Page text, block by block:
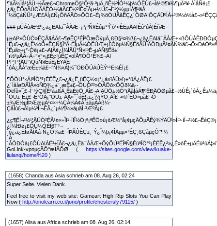
¶àÃ½Ìå¹¦ÄÜ·½Ãæ£¬ChromeÖ§³Ö¹ã·ºµÄ¸ñÊ½ºÍÓ²¼þ¼ÓËÙ£¬Ìá¹©¶¥¼¶µÄ²¥·ÅÌåÑé¡£
¿ä¿ËÔòÄÚÖÃÁËÒ¹¼äÄ£Ê½ºÍÉ«ÎÂµ÷½Ú£¬Í¨¹ý½µµÍÀ¶¹âÀ
### µÚÁùÆª£º¿ä¿ËAIä¯ÀÀÆ÷¡ª¡ªÑ§Éúµ³ºÍ´ò¹¤ÈËµÄAIÉú²úÁ¦ÉñÆ÷
´Êµã»÷¡°·­Òë¡±£¬AIÁ¢¿Ì¾ÍÄÜ°Ñ»ÞÉ¬µÄÑ§Êõ±í
´ï½²µÃÃ÷Ã÷°×°×¡£Èç¹ûÊÇ×öÍÅ¶ÓÕ¹Ê¾£¬AI
PPT¹¦ÄÜ°ïÖúÑ§ÉúÊ¡È¥ÁË
´óÁ¿ÅÅ°æÊ±¼ä£¬°Ñ¾«Á¦¼¯ÖÐÔÚÄÚÈÝ¹¹Ë¼ÉÏ¡£
¶ÔÓÚ°×ÁìºÍÖ°³¡ÈËÊ¿£¬¿ä¿Ë¸üÊÇ½«¡°¿à»îÀÛ»î¡±°üÀ¿ÁË¡£
¿´ÍâÍøÐÂÎÅ»òÑÐ¾¿±¨¸æÊ±£¬ÔÙÒ²²»ÓÃÖð×ÖÖð¾ä·­
´ÖÜ±¨Ê±£¬Ê¹ÓÃ¡°ÖÜ±¨ÃÀ»¯´óÊ¦¡±¿ì½ÝÖ¸Áî£¬»®´ÊÒ»µã£¬Ô­
±¾Æ½µ­ÎÞÆæµÄ¹¤×÷¼ÇÂ¼Á¢Âí±äµÃÂß¼­
ÇåÎú£¬Áìµ¼ºÍÍ¬ÊÂ¿´µ½¶¼»áµãÍ·³ÆºÃ¡£
¿Ì¼ÌÐø¡£ÔÙ¼ÓÉÏ6T³¬
´ó¿ä¿ËÍøÅÌÃâ·Ñ¿Õ¼ä£¬ÎÞÂÛÊÇ±¸·Ý¿Î¼þ¡¢ÎÄµµ»¹ÊÇ¸ßÇåµçÓ°¶¼
´Â
GoLink-vpnµçÄÔ°æÏÂÔØ ( https://sites.google.com/view/kuake-
liulanqi/home%20 )
(1658) Chanda aus Asia schrieb am 08. Aug 26, 02:24
Super Seite. Vielen Dank.
Feel free to visit my web site: Gameart High Rtp Slots You Can Play
Now ( http://onolearn.co.il/jono/profile/chestersly79115/ )
(1657) Alisa aus Africa schrieb am 08. Aug 26, 02:14